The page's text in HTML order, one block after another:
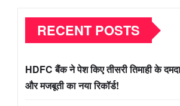
RECENT POSTS
HDFC बैंक ने पेश किए तीसरी तिमाही के
और मजबूती का नया रिकॉर्ड!